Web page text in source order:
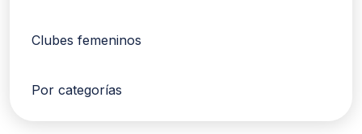
Clubes femeninos
Por categorías